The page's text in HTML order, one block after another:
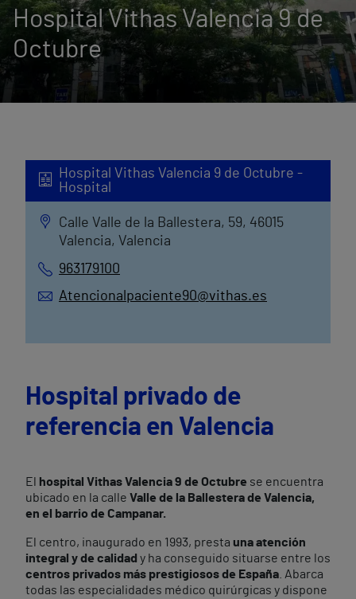
Hospital Vithas Valencia 9 de
Octubre
Hospital Vithas Valencia 9 de Octubre -
Hospital
Calle Valle de la Ballestera, 59, 46015
Valencia, Valencia
963179100
Atencionalpaciente90@vithas.es
Hospital privado de
referencia en Valencia
El hospital Vithas Valencia 9 de Octubre se encuentra
ubicado en la calle Valle de la Ballestera de Valencia,
en el barrio de Campanar.
El centro, inaugurado en 1993, presta una atención
integral y de calidad y ha conseguido situarse entre los
centros privados más prestigiosos de España . Abarca
todas las especialidades médico quirúrgicas y dispone